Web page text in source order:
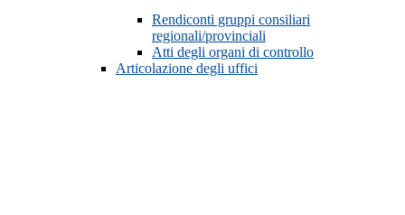
Rendiconti gruppi consiliari
regionali/provinciali
Atti degli organi di controllo
Articolazione degli uffici